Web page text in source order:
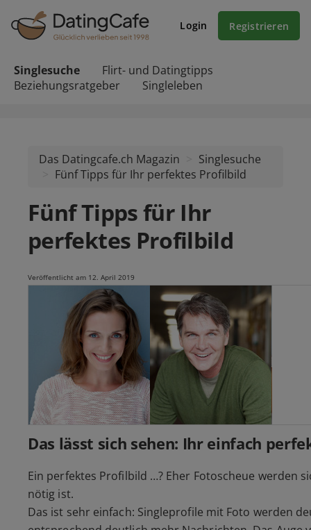
Login Registrieren
Singlesuche
Flirt- und Datingtipps
Beziehungsratgeber
Singleleben
Das Datingcafe.ch Magazin
Singlesuche
Fünf Tipps für Ihr perfektes Profilbild
Fünf Tipps für Ihr
perfektes Profilbild
Veröffentlicht am 12. April 2019
Das lässt sich sehen: Ihr einfach
Ein perfektes Profilbild …? Eher Fotoscheue werden
nötig ist.
Das ist sehr einfach: Singleprofile mit Foto werden